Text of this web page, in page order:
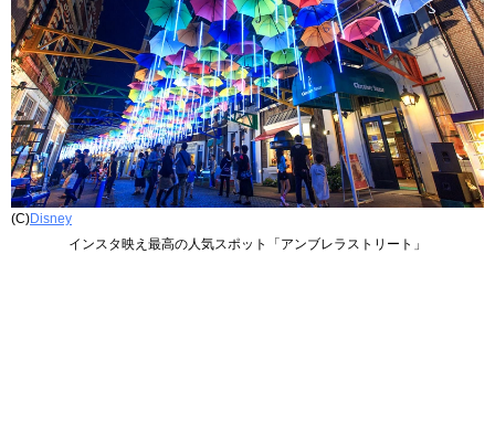
(C)Disney
インスタ映え最高の人気スポット「アンブレラストリート」